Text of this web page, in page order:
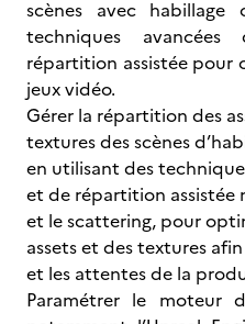
scènes avec
techniques
répartition assistée
jeux vidéo.
Gérer la répartition des
textures des scènes
en utilisant des
et de répartition
et le scattering, pour
assets et des textures
et les attentes de la
Paramétrer le moteur